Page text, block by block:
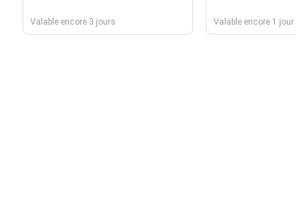
Valable encore 3 jours Valable encore 1 jour